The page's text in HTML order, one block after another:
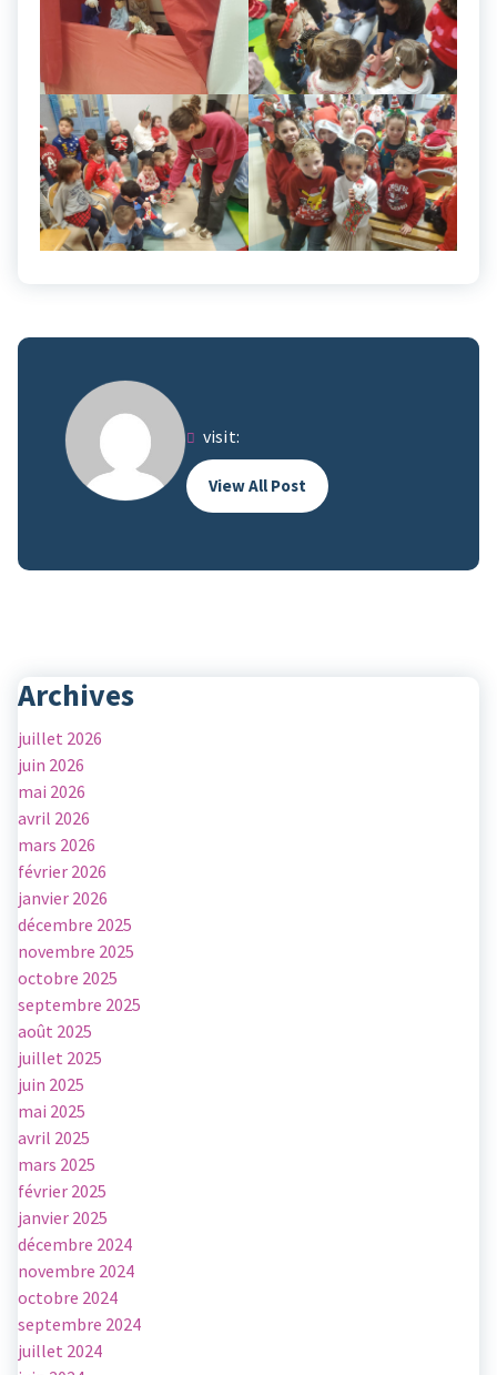
visit:
View All Post
Archives
juillet 2026
juin 2026
mai 2026
avril 2026
mars 2026
février 2026
janvier 2026
décembre 2025
novembre 2025
octobre 2025
septembre 2025
août 2025
juillet 2025
juin 2025
mai 2025
avril 2025
mars 2025
février 2025
janvier 2025
décembre 2024
novembre 2024
octobre 2024
septembre 2024
juillet 2024